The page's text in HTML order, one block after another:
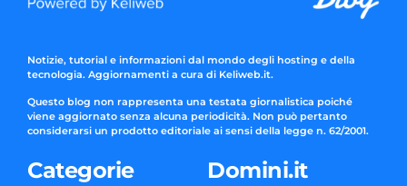
Notizie, tutorial e informazioni dal mondo degli hosting e della
tecnologia. Aggiornamenti a cura di Keliweb.it.
Questo blog non rappresenta una testata giornalistica poiché
viene aggiornato senza alcuna periodicità. Non può pertanto
considerarsi un prodotto editoriale ai sensi della legge n. 62/2001.
Categorie Domini.it